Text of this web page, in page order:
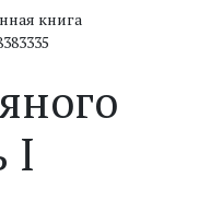
книга
I